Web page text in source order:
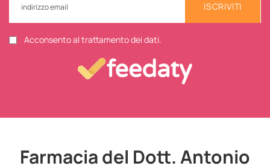
ISCRIVITI
Acconsento al trattamento dei dati.
Farmacia del Dott. Antonio